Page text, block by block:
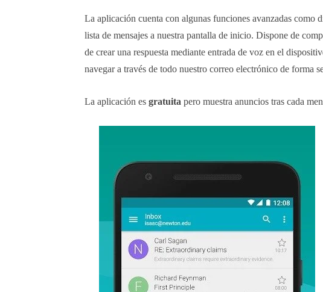
La aplicación cuenta con algunas funciones avanzadas como
lista de mensajes a nuestra pantalla de inicio. Dispone de
de crear una respuesta mediante entrada de voz en el
navegar a través de todo nuestro correo electrónico de forma
La aplicación es gratuita pero muestra anuncios tras cada